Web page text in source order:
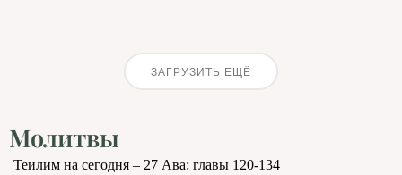
ЗАГРУЗИТЬ ЕЩЁ
Молитвы
Теилим на сегодня – 27 Ава: главы 120-134